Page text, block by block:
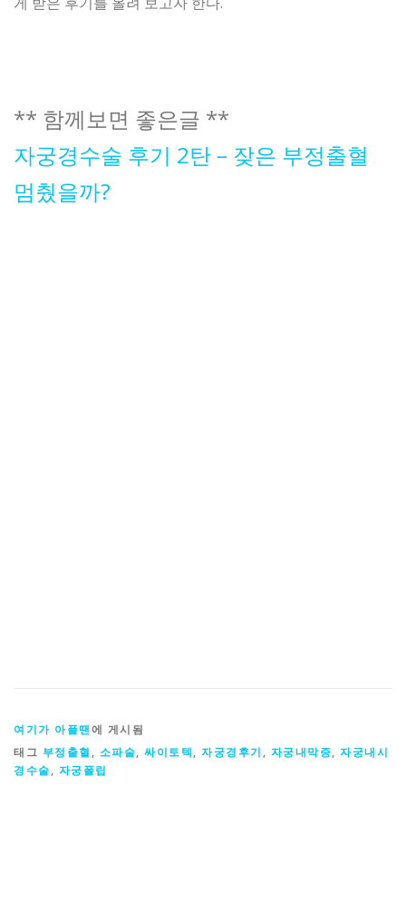
** 함께보면 좋은글 **
자궁경수술 후기 2탄 – 잦은 부정출혈
멈췄을까?
여기가 아플땐에 게시됨
태그 부정출혈 , 소파술, 싸이토텍, 자궁경후기 , 자궁내막증, 자궁내시
경수술, 자궁폴립